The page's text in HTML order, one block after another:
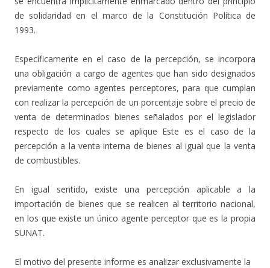
de solidaridad en el marco de la Constitución Política de
1993.
Específicamente en el caso de la percepción, se incorpora
una obligación a cargo de agentes que han sido designados
previamente como agentes perceptores, para que cumplan
con realizar la percepción de un porcentaje sobre el precio de
venta de determinados bienes señalados por el legislador
respecto de los cuales se aplique Este es el caso de la
percepción a la venta interna de bienes al igual que la venta
de combustibles.
En igual sentido, existe una percepción aplicable a la
importación de bienes que se realicen al territorio nacional,
en los que existe un único agente perceptor que es la propia
SUNAT.
El motivo del presente informe es analizar exclusivamente la